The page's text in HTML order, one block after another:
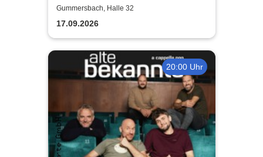
zauberhafte Antiquariat der
Geschichten
Gummersbach, Halle 32
17.09.2026
20:00 Uhr